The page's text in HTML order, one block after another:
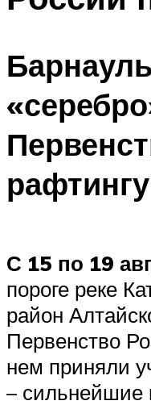
рафтингу
С 15 по 19
пороге реке
район
Первенство
нем приняли
– сильнейшие